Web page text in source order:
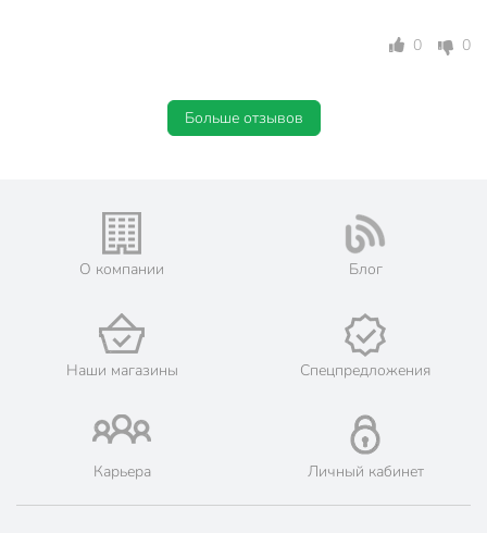
0 0
Больше отзывов
О компании Блог
Наши магазины Спецпредложения
Карьера Личный кабинет